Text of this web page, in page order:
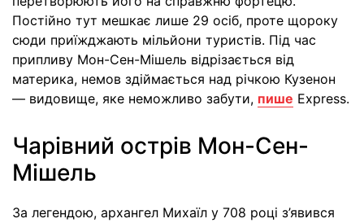
Постійно тут мешкає лише 29 осіб, проте щороку
сюди приїжджають мільйони туристів. Під час
припливу Мон-Сен-Мішель відрізається від
материка, немов здіймається над річкою Кузенон
— видовище, яке неможливо забути, пише Express.
Чарівний острів Мон-Сен-
Мішель
За легендою, архангел Михаїл у 708 році з’явився